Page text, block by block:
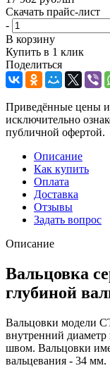
Скачать прайс-лист
-
В корзину
Купить в 1 клик
Поделиться
Приведённые цены и
исключительно
публичной офертой.
Описание
Как купить
Оплата
Доставка
Отзывы
Задать вопрос
Описание
Вальцовка
глубиной
Вальцовки модели
внутренний диаметр
швом. Вальцовки
вальцевания - 34 мм.